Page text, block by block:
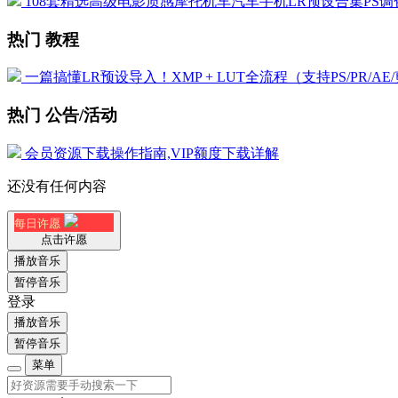
热门 教程
一篇搞懂LR预设导入！XMP + LUT全流程（支持PS/PR/AE/
热门 公告/活动
会员资源下载操作指南,VIP额度下载详解
还没有任何内容
每日许愿
点击许愿
播放音乐
暂停音乐
登录
播放音乐
暂停音乐
菜单